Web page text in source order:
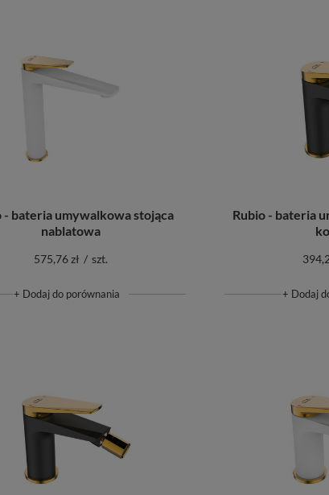
- bateria umywalkowa stojąca
nablatowa
575,76 zł / szt.
+ Dodaj do porównania
Rubio - bateria
+ Dodaj